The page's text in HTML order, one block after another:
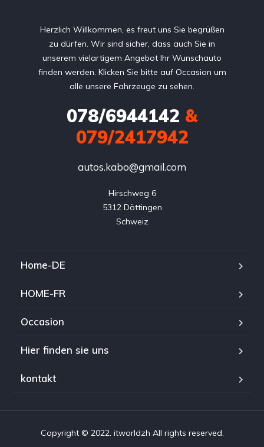
Herzlich Willkommen, es freut uns Sie begrüßen
zu dürfen. Wir sind sicher, dass auch Sie in
unserem vielartigem Angebot Ihr Wunschauto
finden werden. Klicken Sie bitte auf Occasion um
alle unsere Fahrzeuge zu sehen.
078/6944142 &
079/2417942
autos.kabo@gmail.com
Hirschweg 6
5312 Döttingen
Schweiz
Home-DE
HOME-FR
Occasion
Hier finden sie uns
kontakt
Copyright © 2022. itworldzh All rights reserved.